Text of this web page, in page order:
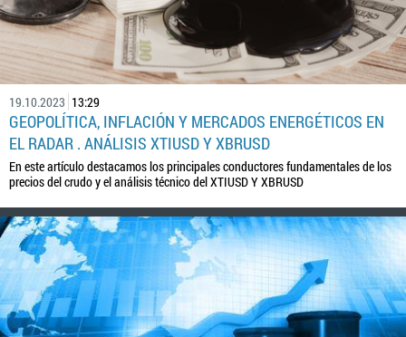
19.10.2023 13:29
GEOPOLÍTICA, INFLACIÓN Y MERCADOS ENERGÉTICOS EN
EL RADAR . ANÁLISIS XTIUSD Y XBRUSD
En este artículo destacamos los principales conductores fundamentales de los
precios del crudo y el análisis técnico del XTIUSD Y XBRUSD